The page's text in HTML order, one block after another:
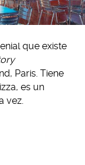
que existe
Paris. Tiene
es un
vez.